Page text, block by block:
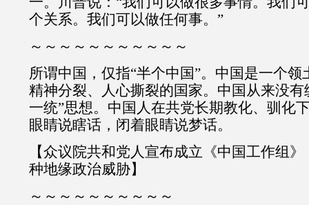
个关系。我们可以做任何事。”
～～～～～～～～～～～
所谓中国，仅指“半个中国”。中国是一个
精神分裂、人心撕裂的国家。中国从来没有
一统”思想。中国人在共党长期教化、驯化
眼睛说瞎话，闭着眼睛说梦话。
【众议院共和党人宣布成立《中国工作组
种地缘政治威胁】
～～～～～～～～～～